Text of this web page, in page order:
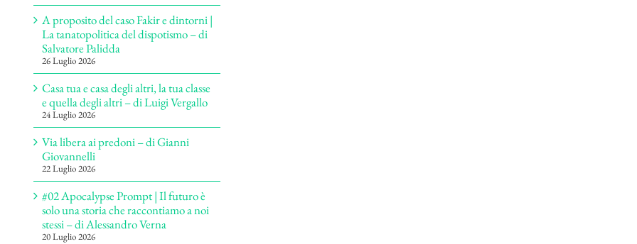
A proposito del caso Fakir e dintorni |
La tanatopolitica del dispotismo – di
Salvatore Palidda
26 Luglio 2026
Casa tua e casa degli altri, la tua classe
e quella degli altri – di Luigi Vergallo
24 Luglio 2026
Via libera ai predoni – di Gianni
Giovannelli
22 Luglio 2026
#02 Apocalypse Prompt | Il futuro è
solo una storia che raccontiamo a noi
stessi – di Alessandro Verna
20 Luglio 2026